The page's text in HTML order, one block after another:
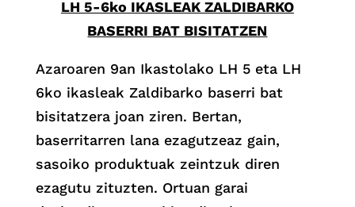
LH 5-6ko IKASLEAK ZALDIBARKO
BASERRI BAT BISITATZEN
Azaroaren 9an Ikastolako LH 5 eta LH
6ko ikasleak Zaldibarko baserri bat
bisitatzera joan ziren. Bertan,
baserritarren lana ezagutzeaz gain,
sasoiko produktuak zeintzuk diren
ezagutu zituzten. Ortuan garai